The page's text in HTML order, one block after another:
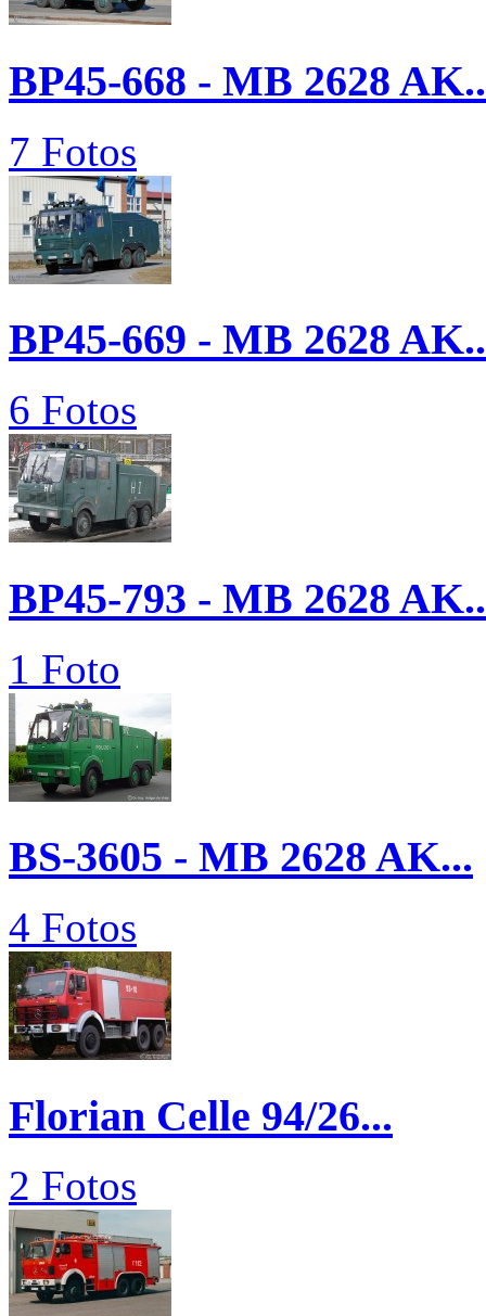
BP45-668 - MB 2628
7 Fotos
BP45-669 - MB 2628
6 Fotos
BP45-793 - MB 2628
1 Foto
BS-3605 - MB 2628 AK...
4 Fotos
Florian Celle 94/26...
2 Fotos